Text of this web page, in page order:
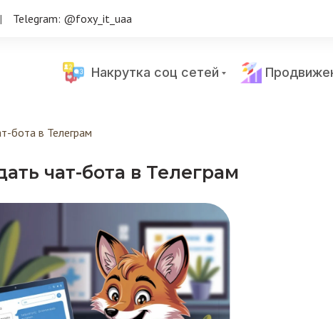
Telegram: @foxy_it_uaa
Накрутка соц сетей
бота в Телеграм
чат-бота в Телеграм